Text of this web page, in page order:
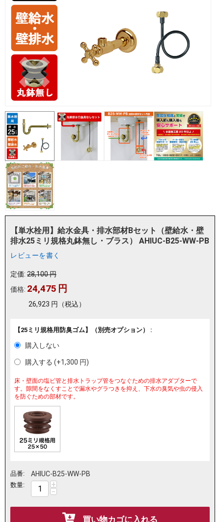
【単水栓用】給水金具・排水部材Bセット（壁給水・壁
排水25ミリ規格丸鉢無し・ブラス） AHIUC-B25-WW-PB
レビューを書く
定価: 28,100円
価格: 24,475 円
26,923 円 （税込）
【25ミリ規格用防臭ゴム】（別売オプション） :
購入しない
購入する (+1,300 円)
床・壁面の塩ビ管と排水トラップ管をつなぐための排水アダプターで
す。隙間をなくすことで漏水やグラつきを抑え、下水の臭気や虫の侵入
を防ぐための部材です。
品番: AHIUC-B25-WW-PB
数量: +
−
買い物カゴに入れる